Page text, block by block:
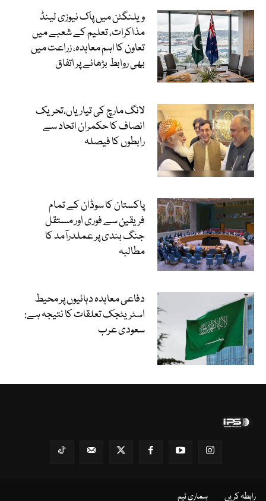
ویلنگٹن میں پاک نیوزی لینڈ
مذاکرات، تعلیم کے شعبے میں
تعاون کا اہم معاہدہ، زراعت میں
بھی روابط بڑھانے پر اتفاق
لانگ مارچ کی تیاریاں،تحریک
انصاف کا حکمران اتحاد سے
رابطوں کا فیصلہ
پاکستان کا سوڈان کے تمام
فریقین سے فوری اور مستقل
جنگ بندی پر عملدرآمد کا
مطالبہ
دفاعی معاہدہ دہائیوں پر محیط
اسٹریٹجک تعلقات کا نتیجہ ہے:
سعودی عرب
رابطہ کریں ہماری ٹیم